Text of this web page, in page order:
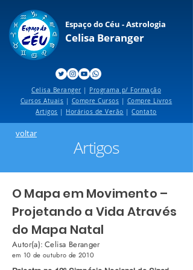
Espaço do Céu - Astrologia
Celisa Beranger
Celisa Beranger | Programa p/ Formação
Cursos Atuais | Compre Cursos | Compre Livros
Artigos | Horários de Verão |Contato
voltar
Artigos
O Mapa em Movimento –
Projetando a Vida Através
do Mapa Natal
Autor(a): Celisa Beranger
em 10 de outubro de 2010